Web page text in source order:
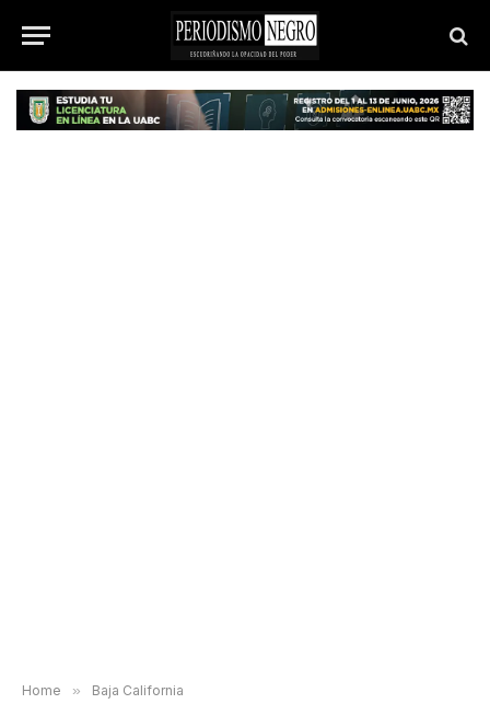
Home » Baja California